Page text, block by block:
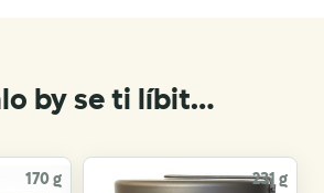
by se ti líbit…
170 g 231 g